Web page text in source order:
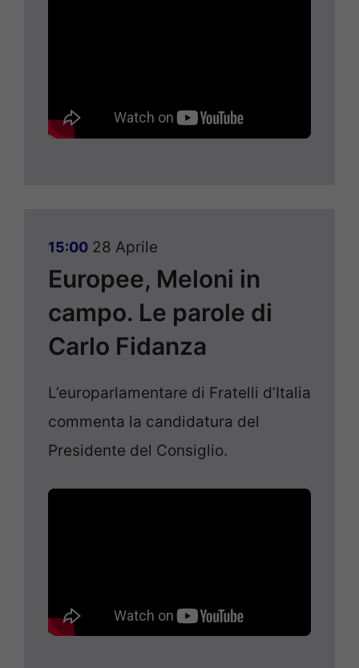
15:00 28 Aprile
Europee, Meloni in
campo. Le parole di
Carlo Fidanza
L’europarlamentare di Fratelli d’Italia
commenta la candidatura del
Presidente del Consiglio.